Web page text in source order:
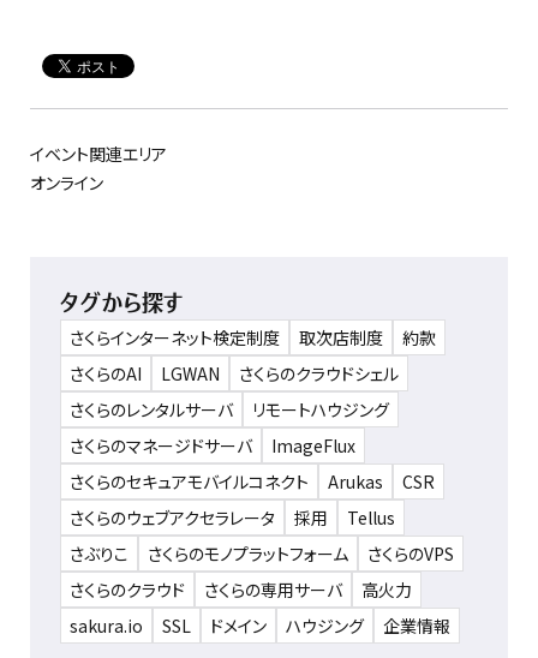
イベント関連エリア
オンライン
タグから探す
さくらインターネット検定制度 取次店制度
約款
さくらのAI
LGWAN
さくらのクラウドシェル
さくらのレンタルサーバ
リモートハウジング
さくらのマネージドサーバ
ImageFlux
さくらのセキュアモバイルコネクト
Arukas
CSR
さくらのウェブアクセラレータ
採用
Tellus
さぶりこ
さくらのモノプラットフォーム
さくらのVPS
さくらのクラウド
さくらの専用サーバ
高火力
sakura.io
SSL ドメイン ハウジング 企業情報